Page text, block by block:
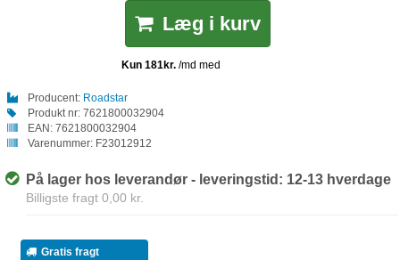
Læg i kurv
Producent: Roadstar
Produkt nr: 7621800032904
EAN: 7621800032904
Varenummer: F23012912
På lager hos leverandør - leveringstid: 12-13 hverdage
Billigste fragt 0,00 kr.
Gratis fragt